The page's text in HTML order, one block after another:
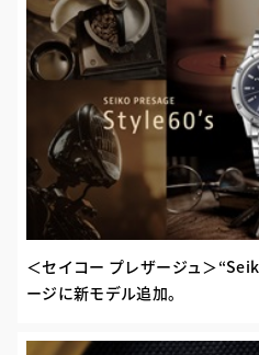
＜セイコー プレザージュ＞
ージに新モデル追加。